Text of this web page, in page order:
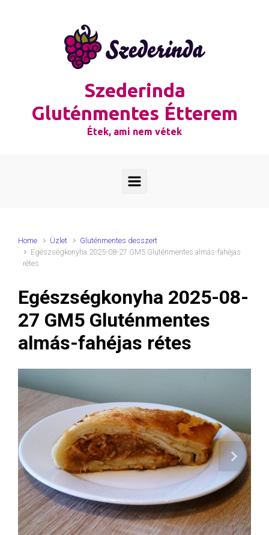
Szederinda
Gluténmentes Étterem
Étek, ami nem vétek
Home Üzlet
Gluténmentes desszert
Egészségkonyha 2025-08-27 GM5 Gluténmentes almás-fahéjas
rétes
Egészségkonyha 2025-08-
27 GM5 Gluténmentes
almás-fahéjas rétes
Next